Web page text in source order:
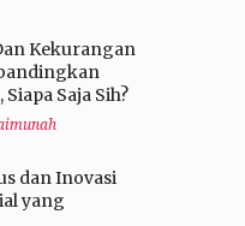
Kekurangan
Saja Sih?
dan Inovasi
yang